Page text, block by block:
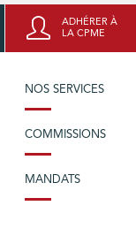
ADHÉRER À
LA CPME
NOS SERVICES
COMMISSIONS
MANDATS